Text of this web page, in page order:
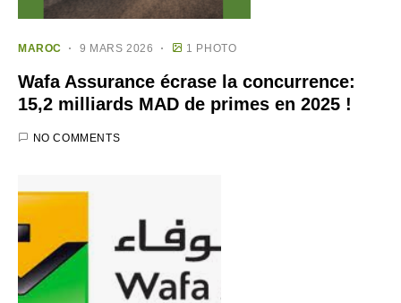
MAROC 9 MARS 2026 1 PHOTO
Wafa Assurance écrase la concurrence:
15,2 milliards MAD de primes en 2025 !
NO COMMENTS